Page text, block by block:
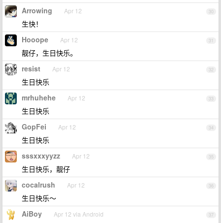
30
Arrowing Apr 12
生快！
31
Hooope Apr 12
靓仔，生日快乐。
32
resist Apr 12
生日快乐
33
mrhuhehe Apr 12
生日快乐
34
GopFei Apr 12
生日快乐
35
sssxxxyyzz Apr 12
生日快乐，靓仔
36
cocalrush Apr 12
生日快乐～
37
AiBoy Apr 12 via Android